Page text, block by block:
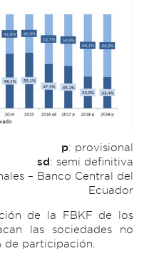
p: provisional
sd: semi definitiva
– Banco Central del
Ecuador
de la FBKF de los
las sociedades no
de participación.